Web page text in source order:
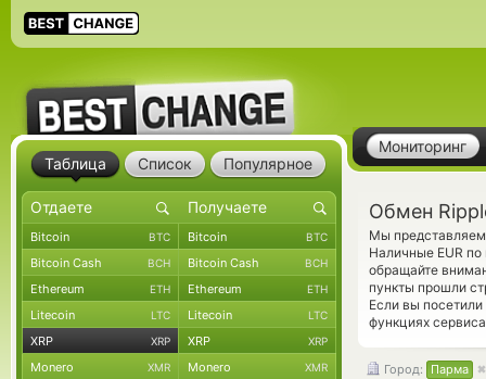
Мониторинг
Обмен
Мы представляем
Наличные EUR
обращайте
пункты прошли
Если вы
функциях
Город: Парма
Таблица Список Популярное
Bitcoin BTC Bitcoin BTC
Bitcoin Cash BCH Bitcoin Cash BCH
Ethereum ETH Ethereum ETH
Litecoin LTC Litecoin LTC
XRP XRP XRP XRP
Monero XMR Monero XMR